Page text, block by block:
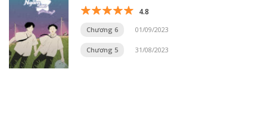
4.8
Chương 6 01/09/2023
Chương 5 31/08/2023